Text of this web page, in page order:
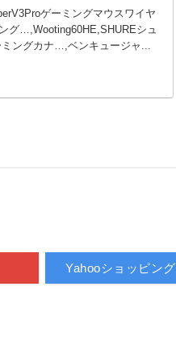
ゲーミングマウスワイヤ
グ…,Wooting60HE,SHUREシュ
ングカナ…,ベンキュージャ...
Yahooショッピング